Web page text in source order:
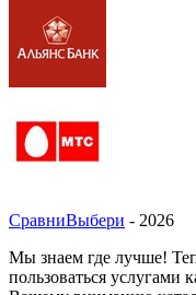
СравниВыбери - 2026
Мы знаем где лучше!
пользоваться